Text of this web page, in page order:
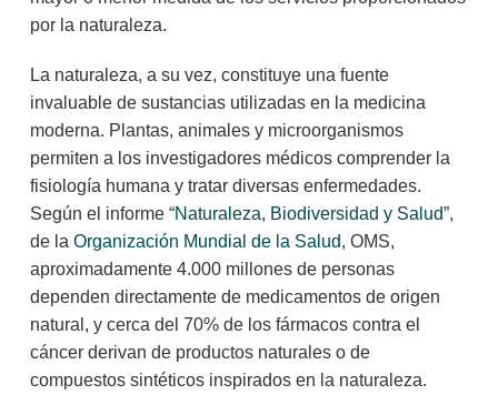
por la naturaleza.
La naturaleza, a su vez, constituye una fuente
invaluable de sustancias utilizadas en la medicina
moderna. Plantas, animales y microorganismos
permiten a los investigadores médicos comprender la
fisiología humana y tratar diversas enfermedades.
Según el informe “Naturaleza, Biodiversidad y Salud”,
de la Organización Mundial de la Salud, OMS,
aproximadamente 4.000 millones de personas
dependen directamente de medicamentos de origen
natural, y cerca del 70% de los fármacos contra el
cáncer derivan de productos naturales o de
compuestos sintéticos inspirados en la naturaleza.